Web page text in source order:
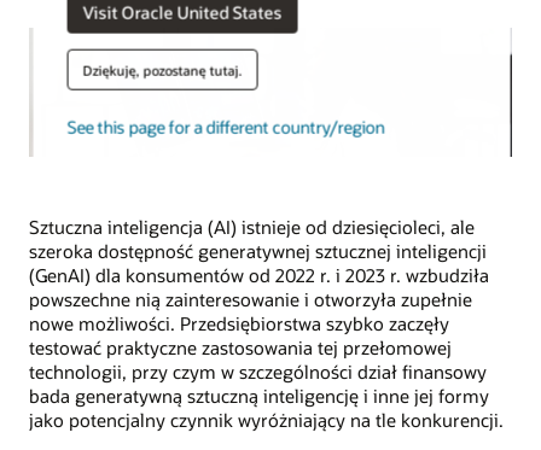
Visit Oracle United States
Dziękuję, pozostanę tutaj.
See this page for a different country/region
Sztuczna inteligencja (AI) istnieje od dziesięcioleci, ale
szeroka dostępność generatywnej sztucznej inteligencji
(GenAI) dla konsumentów od 2022 r. i 2023 r. wzbudziła
powszechne nią zainteresowanie i otworzyła zupełnie
nowe możliwości. Przedsiębiorstwa szybko zaczęły
testować praktyczne zastosowania tej przełomowej
technologii, przy czym w szczególności dział finansowy
bada generatywną sztuczną inteligencję i inne jej formy
jako potencjalny czynnik wyróżniający na tle konkurencji.